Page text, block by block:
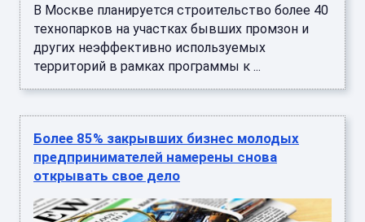
В Москве планируется строительство более 40
технопарков на участках бывших промзон и
других неэффективно используемых
территорий в рамках программы к ...
Более 85% закрывших бизнес молодых
предпринимателей намерены снова
открывать свое дело